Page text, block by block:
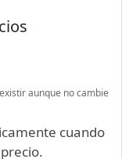
aunque no cambie
cuando